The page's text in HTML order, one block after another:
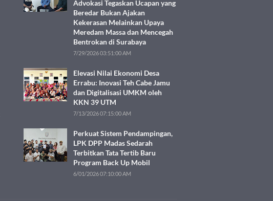
Advokasi Tegaskan Ucapan yang
Beredar Bukan Ajakan
Kekerasan Melainkan Upaya
Meredam Massa dan Mencegah
Bentrokan di Surabaya
7/29/2026 03:51:00 AM
Elevasi Nilai Ekonomi Desa
Errabu: Inovasi Teh Cabe Jamu
dan Digitalisasi UMKM oleh
KKN 39 UTM
7/13/2026 07:15:00 AM
Perkuat Sistem Pendampingan,
LPK DPP Madas Sedarah
Terbitkan Tata Tertib Baru
Program Back Up Mobil
6/01/2026 07:10:00 AM